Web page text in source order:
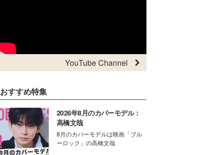
YouTube Channel
おすすめ特集
2026年8月のカバーモデル：
高橋文哉
8月のカバーモデルは映画「ブル
ーロック」の高橋文哉